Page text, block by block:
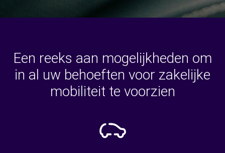
Een reeks aan mogelijkheden om
in al uw behoeften voor zakelijke
mobiliteit te voorzien